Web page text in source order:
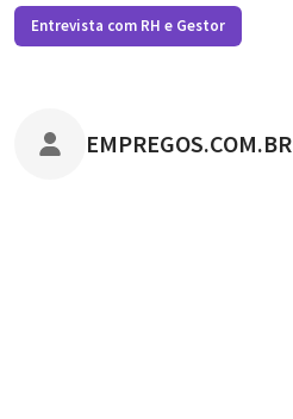
Entrevista com RH e Gestor
POSTADO POR
EMPREGOS.COM.BR